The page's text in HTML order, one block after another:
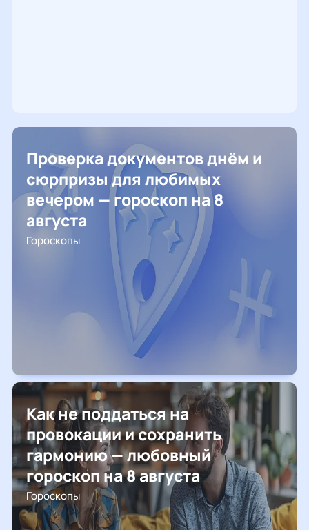
Проверка документов днём и
сюрпризы для любимых
вечером — гороскоп на 8
августа
Гороскопы
Как не поддаться на
провокации и сохранить
гармонию — любовный
гороскоп на 8 августа
Гороскопы